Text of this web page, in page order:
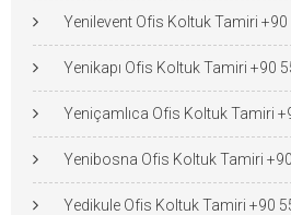
Yenilevent Ofis Koltuk Tamiri
Yenikapı Ofis Koltuk Tamiri +90
Yeniçamlıca Ofis Koltuk Tamiri
Yenibosna Ofis Koltuk Tamiri
Yedikule Ofis Koltuk Tamiri +90